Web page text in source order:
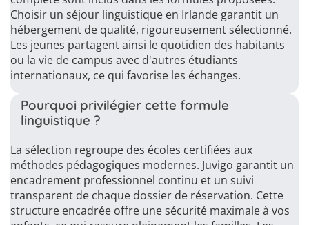
Choisir un séjour linguistique en Irlande garantit un
hébergement de qualité, rigoureusement sélectionné.
Les jeunes partagent ainsi le quotidien des habitants
ou la vie de campus avec d'autres étudiants
internationaux, ce qui favorise les échanges.
Pourquoi privilégier cette formule
linguistique ?
La sélection regroupe des écoles certifiées aux
méthodes pédagogiques modernes. Juvigo garantit un
encadrement professionnel continu et un suivi
transparent de chaque dossier de réservation. Cette
structure encadrée offre une sécurité maximale à vos